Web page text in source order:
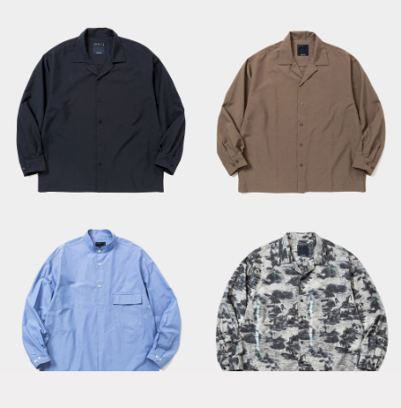
Tropical Side Slit
Open Collar L/S
SH/Navy
Tropical Side Slit
Open Collar L/S
SH/Bedouin
Uniform Poplin
Side Slit Open
Collar L/S SH /